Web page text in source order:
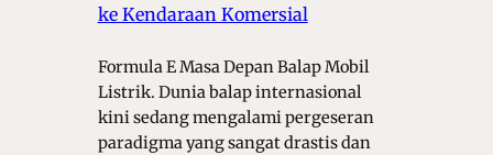
ke Kendaraan Komersial
Formula E Masa Depan Balap Mobil
Listrik. Dunia balap internasional
kini sedang mengalami pergeseran
paradigma yang sangat drastis dan